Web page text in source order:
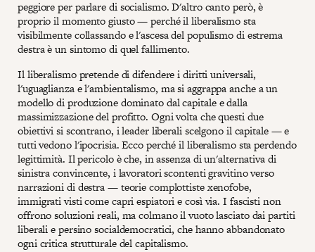
peggiore per parlare di socialismo. D'altro canto però, è
proprio il momento giusto — perché il liberalismo sta
visibilmente collassando e l'ascesa del populismo di estrema
destra è un sintomo di quel fallimento.
Il liberalismo pretende di difendere i diritti universali,
l'uguaglianza e l'ambientalismo, ma si aggrappa anche a un
modello di produzione dominato dal capitale e dalla
massimizzazione del profitto. Ogni volta che questi due
obiettivi si scontrano, i leader liberali scelgono il capitale — e
tutti vedono l'ipocrisia. Ecco perché il liberalismo sta perdendo
legittimità. Il pericolo è che, in assenza di un'alternativa di
sinistra convincente, i lavoratori scontenti gravitino verso
narrazioni di destra — teorie complottiste xenofobe,
immigrati visti come capri espiatori e così via. I fascisti non
offrono soluzioni reali, ma colmano il vuoto lasciato dai partiti
liberali e persino socialdemocratici, che hanno abbandonato
ogni critica strutturale del capitalismo.